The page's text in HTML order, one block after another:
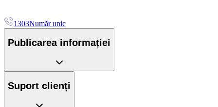
1303Număr unic
Publicarea informației
Suport clienți